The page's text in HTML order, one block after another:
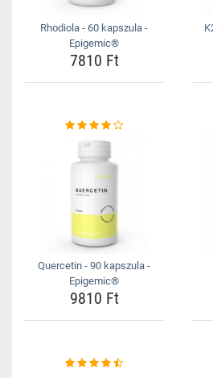
Rhodiola - 60 kapszula -
Epigemic®
7810 Ft
Quercetin - 90 kapszula -
Epigemic®
9810 Ft